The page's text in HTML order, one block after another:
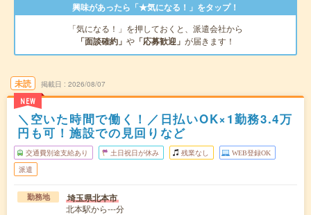
興味があったら「★気になる！」をタップ！
「気になる！」を押しておくと、派遣会社から
「面談確約」 や 「応募歓迎」 が届きます！
未読
NEW
掲載日 2026/08/07
＼空いた時間で働く！／日払いOK×1勤務3.4万
円も可！施設での見回りなど
交通費別途支給あり 土日祝日が休み 残業なし WEB登録OK
派遣
勤務地 埼玉県北本市
北本駅から---分